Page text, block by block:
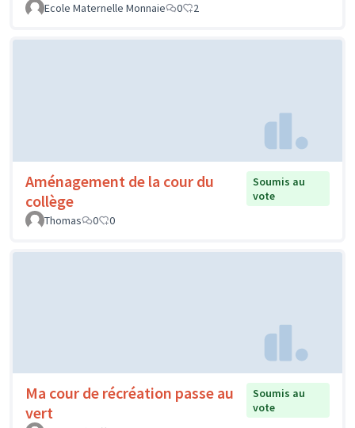
Ecole Maternelle Monnaie 0 2
Aménagement de la cour du
collège
Soumis au
vote
Thomas
0 0
Ma cour de récréation passe au
vert
Soumis au
vote